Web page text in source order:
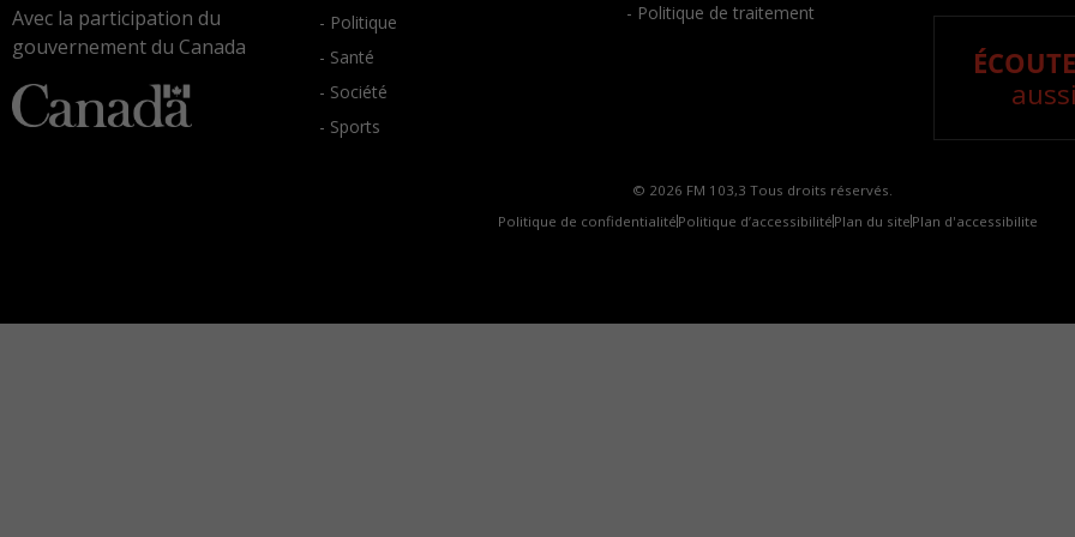
Avec la participation du
gouvernement du Canada
- Politique
- Santé
- Société
- Sports
- Politique de traitement
© 2026 FM 103,3 Tous droits réservés.
Politique de confidentialité Politique d’accessibilité Plan du site Plan d'accessibilite